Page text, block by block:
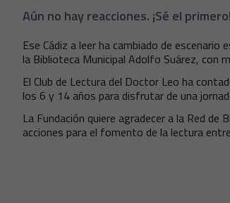
Aún no hay reacciones. ¡Sé el primero!
Ese Cádiz a leer ha cambiado de
la Biblioteca Municipal Adolfo Suárez, con
El Club de Lectura del Doctor Leo ha
los 6 y 14 años para disfrutar de una
La Fundación quiere agradecer a la Red
acciones para el fomento de la lectura